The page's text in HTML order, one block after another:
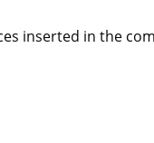
inserted in the